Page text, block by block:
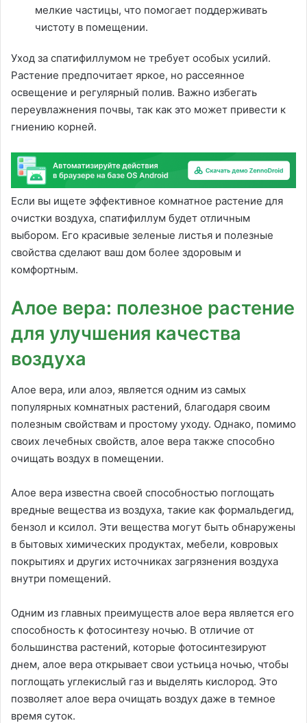
мелкие частицы, что помогает поддерживать
чистоту в помещении.
Уход за спатифиллумом не требует особых усилий.
Растение предпочитает яркое, но рассеянное
освещение и регулярный полив. Важно избегать
переувлажнения почвы, так как это может привести к
гниению корней.
Если вы ищете эффективное комнатное растение для
очистки воздуха, спатифиллум будет отличным
выбором. Его красивые зеленые листья и полезные
свойства сделают ваш дом более здоровым и
комфортным.
Алое вера: полезное растение
для улучшения качества
воздуха
Алое вера, или алоэ, является одним из самых
популярных комнатных растений, благодаря своим
полезным свойствам и простому уходу. Однако, помимо
своих лечебных свойств, алое вера также способно
очищать воздух в помещении.
Алое вера известна своей способностью поглощать
вредные вещества из воздуха, такие как формальдегид,
бензол и ксилол. Эти вещества могут быть обнаружены
в бытовых химических продуктах, мебели, ковровых
покрытиях и других источниках загрязнения воздуха
внутри помещений.
Одним из главных преимуществ алое вера является его
способность к фотосинтезу ночью. В отличие от
большинства растений, которые фотосинтезируют
днем, алое вера открывает свои устьица ночью, чтобы
поглощать углекислый газ и выделять кислород. Это
позволяет алое вера очищать воздух даже в темное
время суток.